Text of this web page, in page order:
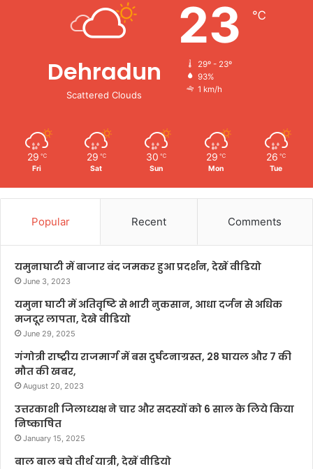
Dehradun
Scattered Clouds
23 ℃
29º - 23º
93%
1 km/h
29 ℃
Fri
29 ℃
Sat
30 ℃
Sun
29 ℃
Mon
26 ℃
Tue
Popular Recent Comments
यमुनाघाटी में बाजार बंद जमकर हुआ प्रदर्शन, देखें वीडियो
June 3, 2023
यमुना घाटी में अतिवृष्टि से भारी नुकसान, आधा दर्जन से अधिक
मजदूर लापता, देखे वीडियो
June 29, 2025
गंगोत्री राष्ट्रीय राजमार्ग में बस दुर्घटनाग्रस्त, 28 घायल और 7 की
मौत की खबर,
August 20, 2023
उत्तरकाशी जिलाध्यक्ष ने चार और सदस्यों को 6 साल के लिये किया
निष्काषित
January 15, 2025
बाल बाल बचे तीर्थ यात्री, देखें वीडियो